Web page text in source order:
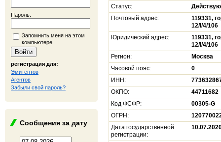
Пароль:
Запомнить меня на этом
компьютере
регистрация для:
Эмитентов
Агентов
Забыли свой пароль?
Сообщения за дату
Статус:
Почтовый адрес:
119331,
12/I/4/106
Юридический адрес:
119331,
12/I/4/106
Регион:
Москва
Часовой пояс:
0
ИНН:
ОКПО:
44711682
Код ФСФР:
00305-G
ОГРН:
Дата государственной
регистрации: